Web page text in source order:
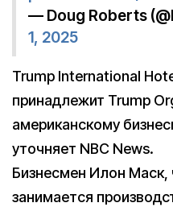
— Doug Roberts
1, 2025
Trump International
принадлежит Trump
американскому
уточняет NBC News.
Бизнесмен Илон Маск,
занимается